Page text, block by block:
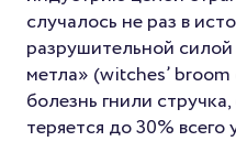
случалось не раз в
разрушительной
метла» (witches’
болезнь гнили
теряется до 30%